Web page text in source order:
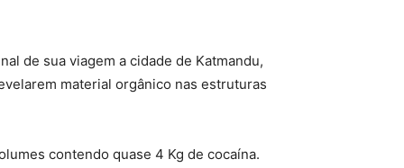
de sua viagem a cidade de Katmandu,
material orgânico nas estruturas
contendo quase 4 Kg de cocaína.